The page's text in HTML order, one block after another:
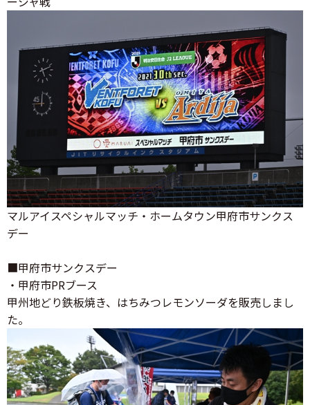
マルアイスペシャルマッチ・ホームタウン甲府市サンクス
デー
■甲府市サンクスデー
・甲府市PRブース
甲州地どり鉄板焼き、はちみつレモンソーダを販売しまし
た。